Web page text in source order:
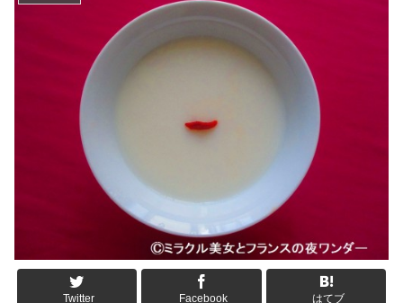
Twitter Facebook はてブ